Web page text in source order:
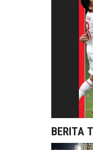
BERITA